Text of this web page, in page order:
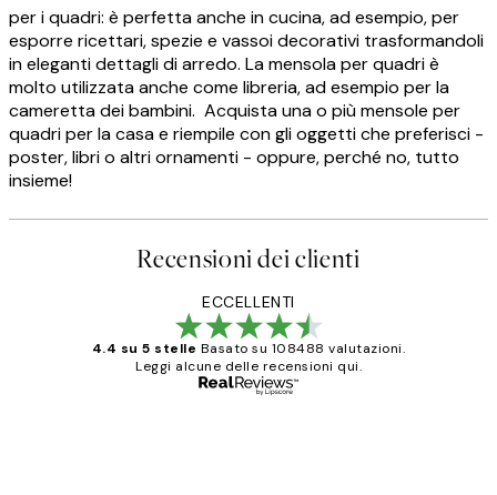
per i quadri: è perfetta anche in cucina, ad esempio, per
esporre ricettari, spezie e vassoi decorativi trasformandoli
in eleganti dettagli di arredo. La mensola per quadri è
molto utilizzata anche come libreria, ad esempio per la
cameretta dei bambini. Acquista una o più mensole per
quadri per la casa e riempile con gli oggetti che preferisci -
poster, libri o altri ornamenti - oppure, perché no, tutto
insieme!
Recensioni dei clienti
ECCELLENTI
4.4 su 5 stelle Basato su 108488 valutazioni.
Leggi alcune delle recensioni qui.